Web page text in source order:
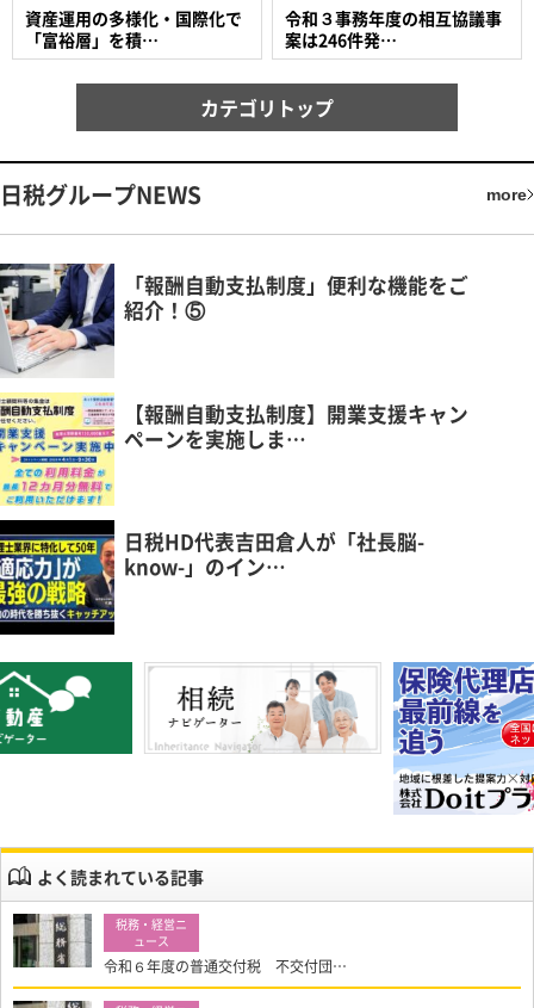
令和３事務年度の相互協議事
案は246件発…
資産運用の多様化・国際化で
「富裕層」を積…
カテゴリトップ
日税グループNEWS more
「報酬自動支払制度」便利な機能をご
紹介！⑤
【報酬自動支払制度】開業支援キャン
ペーンを実施しま…
日税HD代表吉田倉人が「社長脳-
know-」のイン…
よく読まれている記事
令和６年度の普通交付税 不交付団…